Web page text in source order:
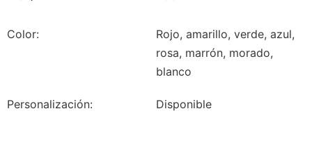
Color:
Rojo, amarillo, verde, azul,
rosa, marrón, morado,
blanco
Personalización: Disponible